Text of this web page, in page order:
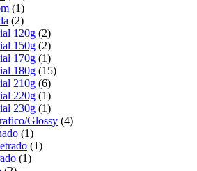
(1)
(2)
120g (2)
150g (2)
170g (1)
180g (15)
210g (6)
220g (1)
230g (1)
Glossy (4)
(1)
(1)
(1)